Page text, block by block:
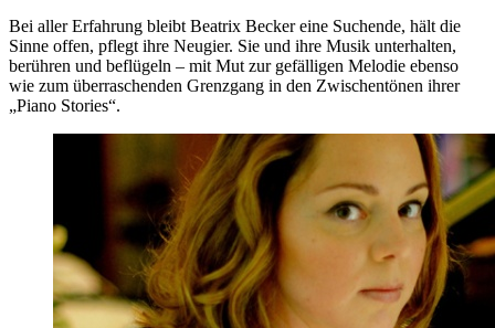
Bei aller Erfahrung bleibt Beatrix Becker eine Suchende, hält die
Sinne offen, pflegt ihre Neugier. Sie und ihre Musik unterhalten,
berühren und beflügeln – mit Mut zur gefälligen Melodie ebenso
wie zum überraschenden Grenzgang in den Zwischentönen ihrer
„Piano Stories“.